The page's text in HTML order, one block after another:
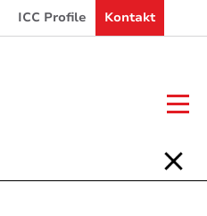
ICC Profile Kontakt